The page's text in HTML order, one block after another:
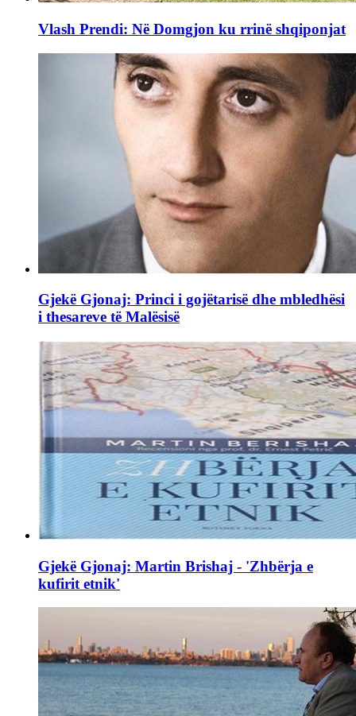
Vlash Prendi: Në Domgjon ku rrinë shqiponjat
Gjekë Gjonaj: Princi i gojëtarisë dhe mbledhësi
i thesareve të Malësisë
Gjekë Gjonaj: Martin Brishaj - 'Zhbërja e
kufirit etnik'